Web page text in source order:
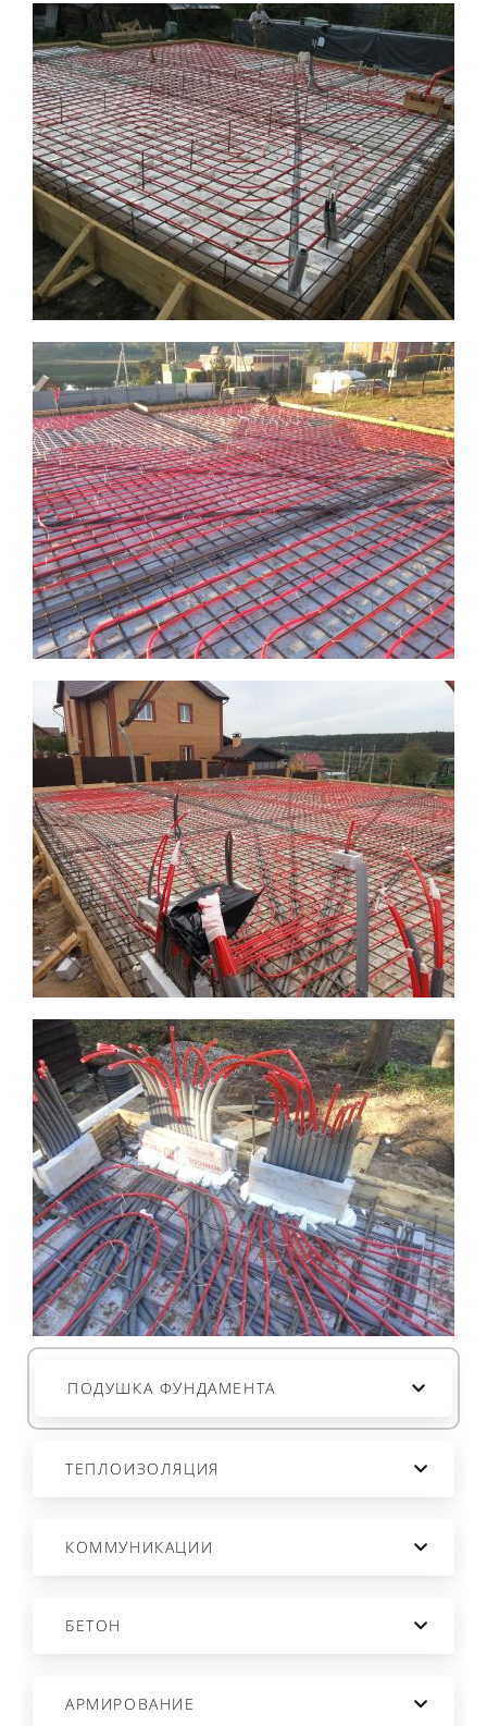
ПОДУШКА ФУНДАМЕНТА
ТЕПЛОИЗОЛЯЦИЯ
КОММУНИКАЦИИ
БЕТОН
АРМИРОВАНИЕ
ПРОЕКТ КД
СТЕНЫ
СБОРКА СТЕН
ДОСТАВКА
ВЫГРУЗКА
ПИЛОМАТЕРИАЛЫ
ПОКРЫТИЕ КРОВЛИ
УТЕПЛЕНИЕ
ПОДШИВА СВЕСОВ
ВОДОСТОЧКА